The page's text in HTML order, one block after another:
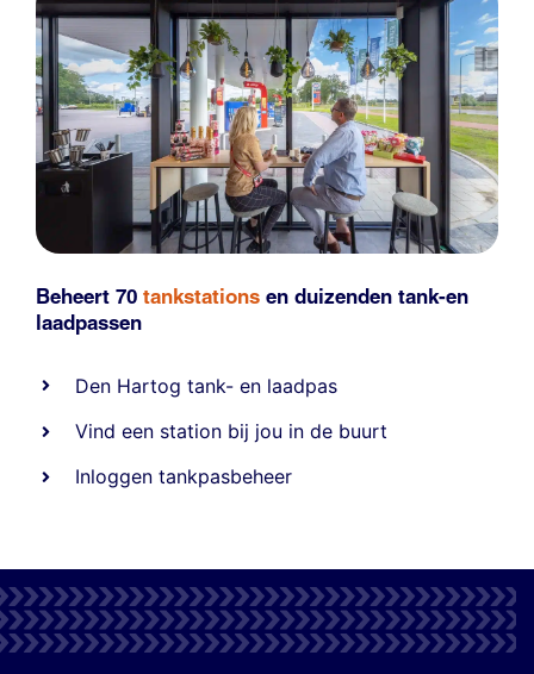
Beheert 70 tankstations en duizenden tank-en
laadpassen
Den Hartog tank- en laadpas
Vind een station bij jou in de buurt
Inloggen tankpasbeheer